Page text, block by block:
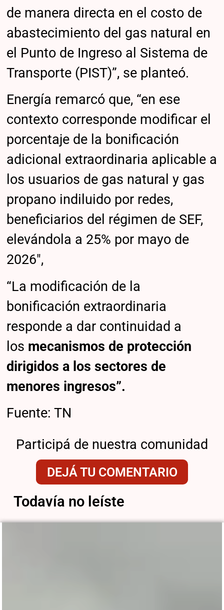
de manera directa en el costo de
abastecimiento del gas natural en
el Punto de Ingreso al Sistema de
Transporte (PIST)”, se planteó.
Energía remarcó que, “en ese
contexto corresponde modificar el
porcentaje de la bonificación
adicional extraordinaria aplicable a
los usuarios de gas natural y gas
propano indiluido por redes,
beneficiarios del régimen de SEF,
elevándola a 25% por mayo de
2026″,
“La modificación de la
bonificación extraordinaria
responde a dar continuidad a
los mecanismos de protección
dirigidos a los sectores de
menores ingresos”.
Fuente: TN
Participá de nuestra comunidad
DEJÁ TU COMENTARIO
Todavía no leíste